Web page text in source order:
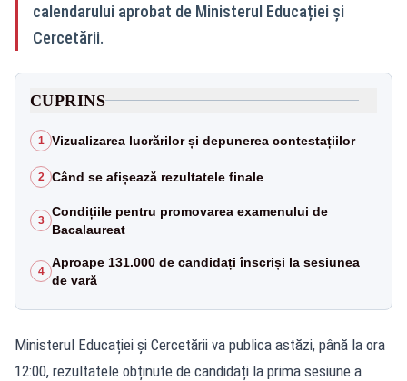
calendarului aprobat de Ministerul Educației și
Cercetării.
CUPRINS
1 Vizualizarea lucrărilor și depunerea contestațiilor
2 Când se afișează rezultatele finale
3
Condițiile pentru promovarea examenului de
Bacalaureat
4
Aproape 131.000 de candidați înscriși la sesiunea
de vară
Ministerul Educației și Cercetării va publica astăzi, până la ora
12:00, rezultatele obținute de candidați la prima sesiune a